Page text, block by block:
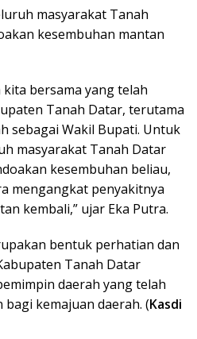
masyarakat Tanah
kesembuhan mantan
bersama yang telah
Tanah Datar, terutama
sebagai Wakil Bupati. Untuk
masyarakat Tanah Datar
kesembuhan beliau,
mengangkat penyakitnya
kembali,” ujar Eka Putra.
bentuk perhatian dan
Tanah Datar
daerah yang telah
kemajuan daerah. (Kasdi